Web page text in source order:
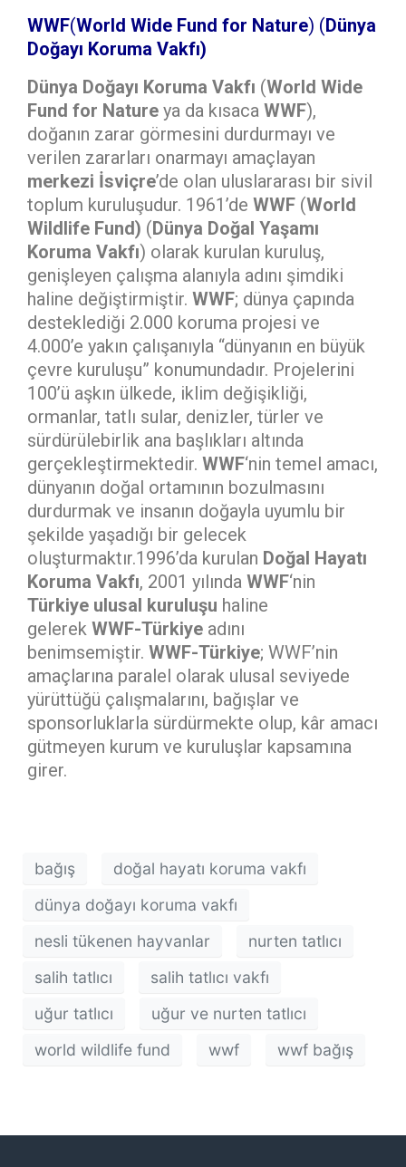
WWF(World Wide Fund for Nature) (Dünya
Doğayı Koruma Vakfı)
Dünya Doğayı Koruma Vakfı (World Wide
Fund for Nature ya da kısaca WWF),
doğanın zarar görmesini durdurmayı ve
verilen zararları onarmayı amaçlayan
merkezi İsviçre’de olan uluslararası bir sivil
toplum kuruluşudur. 1961’de WWF (World
Wildlife Fund) (Dünya Doğal Yaşamı
Koruma Vakfı) olarak kurulan kuruluş,
genişleyen çalışma alanıyla adını şimdiki
haline değiştirmiştir. WWF; dünya çapında
desteklediği 2.000 koruma projesi ve
4.000’e yakın çalışanıyla “dünyanın en büyük
çevre kuruluşu” konumundadır. Projelerini
100’ü aşkın ülkede, iklim değişikliği,
ormanlar, tatlı sular, denizler, türler ve
sürdürülebirlik ana başlıkları altında
gerçekleştirmektedir. WWF‘nin temel amacı,
dünyanın doğal ortamının bozulmasını
durdurmak ve insanın doğayla uyumlu bir
şekilde yaşadığı bir gelecek
oluşturmaktır.1996’da kurulan Doğal Hayatı
Koruma Vakfı, 2001 yılında WWF‘nin
Türkiye ulusal kuruluşu haline
gelerek WWF-Türkiye adını
benimsemiştir. WWF-Türkiye; WWF’nin
amaçlarına paralel olarak ulusal seviyede
yürüttüğü çalışmalarını, bağışlar ve
sponsorluklarla sürdürmekte olup, kâr amacı
gütmeyen kurum ve kuruluşlar kapsamına
girer.
bağış
doğal hayatı koruma vakfı
dünya doğayı koruma vakfı
nesli tükenen hayvanlar
nurten tatlıcı
salih tatlıcı
salih tatlıcı vakfı
uğur tatlıcı
uğur ve nurten tatlıcı
world wildlife fund
wwf wwf bağış